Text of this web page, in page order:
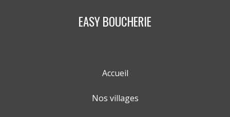
EASY BOUCHERIE
Accueil
Nos villages